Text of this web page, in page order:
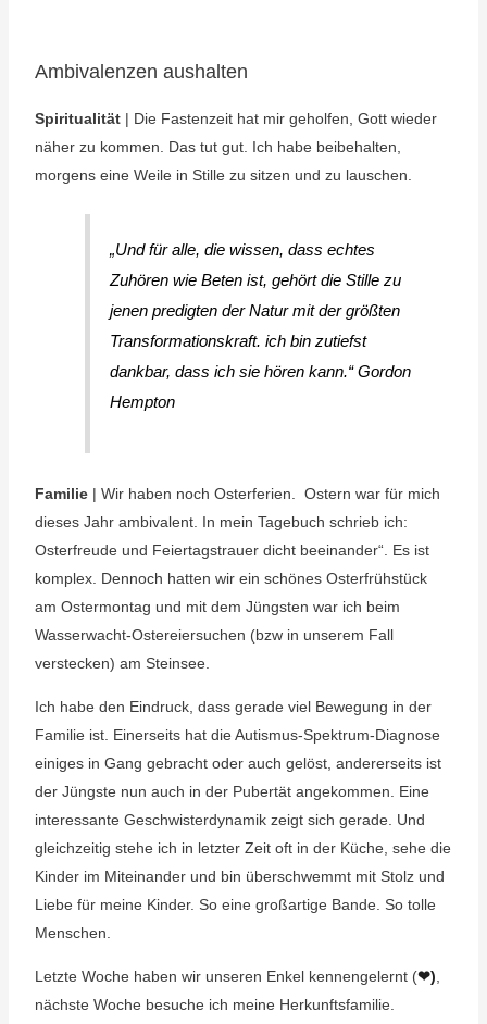
Ambivalenzen aushalten
Spiritualität| Die Fastenzeit hat mir geholfen, Gott wieder
näher zu kommen. Das tut gut. Ich habe beibehalten,
morgens eine Weile in Stille zu sitzen und zu lauschen.
„Und für alle, die wissen, dass echtes
Zuhören wie Beten ist, gehört die Stille zu
jenen predigten der Natur mit der größten
Transformationskraft. ich bin zutiefst
dankbar, dass ich sie hören kann.“ Gordon
Hempton
Familie| Wir haben noch Osterferien. Ostern war für mich
dieses Jahr ambivalent. In mein Tagebuch schrieb ich:
Osterfreude und Feiertagstrauer dicht beeinander“. Es ist
komplex. Dennoch hatten wir ein schönes Osterfrühstück
am Ostermontag und mit dem Jüngsten war ich beim
Wasserwacht-Ostereiersuchen (bzw in unserem Fall
verstecken) am Steinsee.
Ich habe den Eindruck, dass gerade viel Bewegung in der
Familie ist. Einerseits hat die Autismus-Spektrum-Diagnose
einiges in Gang gebracht oder auch gelöst, andererseits ist
der Jüngste nun auch in der Pubertät angekommen. Eine
interessante Geschwisterdynamik zeigt sich gerade. Und
gleichzeitig stehe ich in letzter Zeit oft in der Küche, sehe die
Kinder im Miteinander und bin überschwemmt mit Stolz und
Liebe für meine Kinder. So eine großartige Bande. So tolle
Menschen.
Letzte Woche haben wir unseren Enkel kennengelernt (❤)
nächste Woche besuche ich meine Herkunftsfamilie.